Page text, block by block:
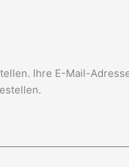
Ihre E-Mail-